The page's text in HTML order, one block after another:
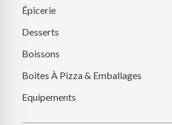
Épicerie
Desserts
Boissons
Boites À Pizza & Emballages
Equipements